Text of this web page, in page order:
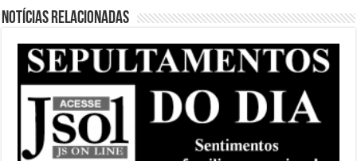
Notícias relacionadas